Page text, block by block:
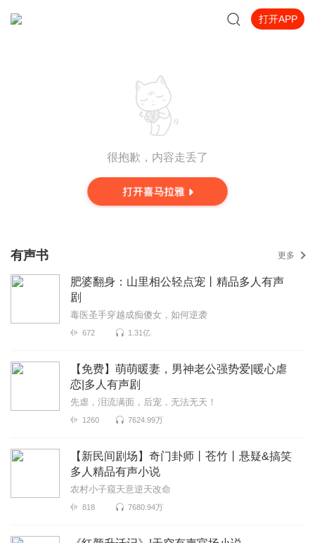
打开APP
很抱歉，内容走丢了
有声书 更多
肥婆翻身：山里相公轻点宠丨精品多人有声
剧
毒医圣手穿越成痴傻女，如何逆袭
672 1.31亿
【免费】萌萌暖妻，男神老公强势爱|暖心虐
恋|多人有声剧
先虐，泪流满面，后宠，无法无天！
1260 7624.99万
【新民间剧场】奇门卦师丨苍竹丨悬疑&搞笑
多人精品有声小说
农村小子窥天意逆天改命
818 7680.94万